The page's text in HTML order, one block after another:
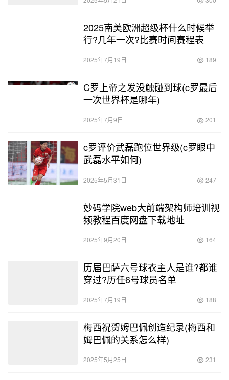
2025南美欧洲超级杯什么时候举
行?几年一次?比赛时间赛程表
2025年7月19日 189
C罗上帝之发没触碰到球(c罗最后
一次世界杯是哪年)
2025年7月9日 201
c罗评价武磊跑位世界级(c罗眼中
武磊水平如何)
2025年5月31日 247
妙码学院web大前端架构师培训视
频教程百度网盘下载地址
2025年9月20日 164
历届巴萨六号球衣主人是谁?都谁
穿过?历任6号球员名单
2025年7月19日 188
梅西祝贺姆巴佩创造纪录(梅西和
姆巴佩的关系怎么样)
2025年5月25日 231